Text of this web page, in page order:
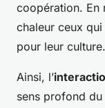
coopération. En
chaleur ceux
pour leur culture.
Ainsi, l’
sens profond